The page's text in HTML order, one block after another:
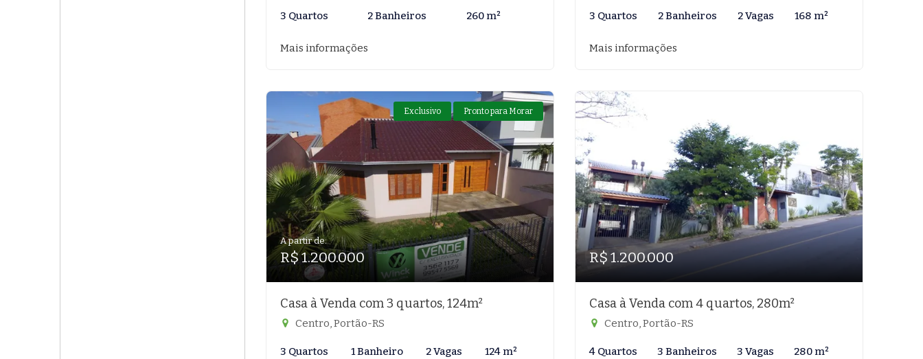
3 Quartos 2 Banheiros 260 m²
Mais informações
3 Quartos 2 Banheiros 2 Vagas 168 m²
Mais informações
Exclusivo Pronto para Morar
A partir de:
R$ 1.200.000
Casa à Venda com 3 quartos, 124m²
Centro, Portão-RS
3 Quartos 1 Banheiro 2 Vagas 124 m²
R$ 1.200.000
Casa à Venda com 4 quartos, 280m²
Centro, Portão-RS
4 Quartos 3 Banheiros 3 Vagas 280 m²